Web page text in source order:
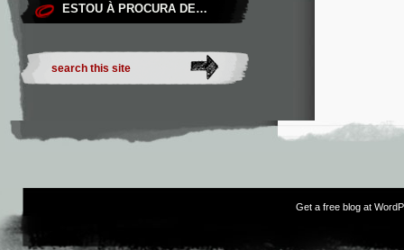
ESTOU À PROCURA DE…
Get a free blog at